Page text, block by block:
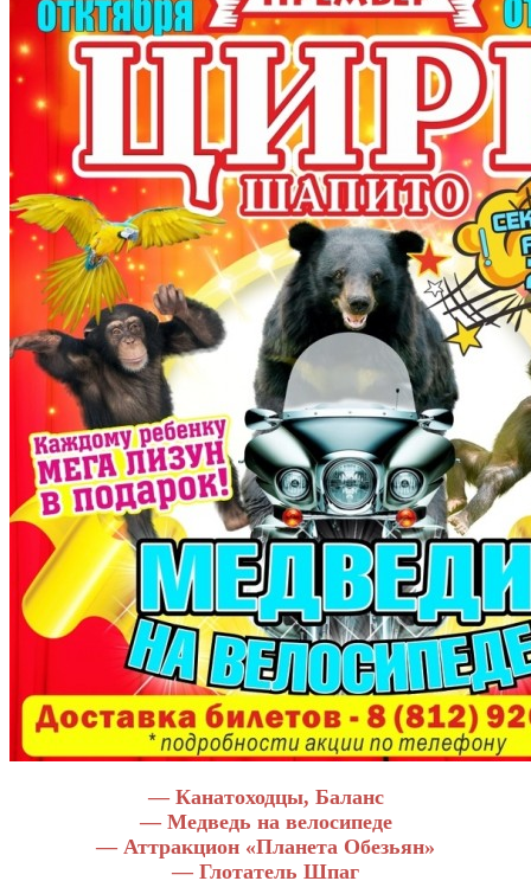
— Канатоходцы, Баланс
— Медведь на велосипеде
— Аттракцион «Планета Обезьян»
— Глотатель Шпаг